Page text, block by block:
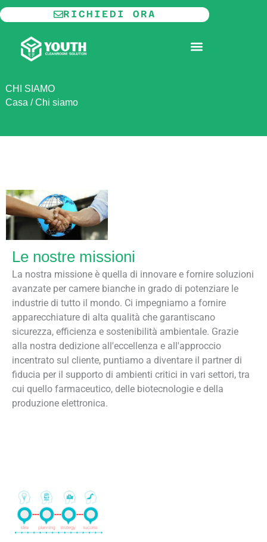
Vai
al
contenuto
RICHIEDI ORA
CHI SIAMO
Casa /Chi siamo
Le nostre missioni
La nostra missione è quella di innovare e fornire soluzioni
avanzate per camere bianche in grado di potenziare le
industrie di tutto il mondo. Ci impegniamo a fornire
apparecchiature di alta qualità che garantiscano
sicurezza, efficienza e sostenibilità ambientale. Grazie
alla nostra dedizione all'eccellenza e all'approccio
incentrato sul cliente, puntiamo a diventare il partner di
fiducia per il supporto di ambienti critici in vari settori, tra
cui quello farmaceutico, delle biotecnologie e della
produzione elettronica.